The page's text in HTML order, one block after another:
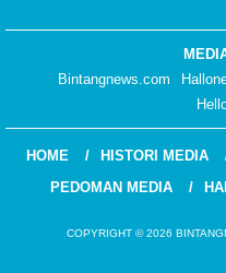
Bintangnews.com
HOME HISTORI MEDIA
PEDOMAN MEDIA
COPYRIGHT © 2026